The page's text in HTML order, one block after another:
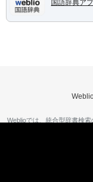
国語辞典ア
Weblioでは、統合型辞書検